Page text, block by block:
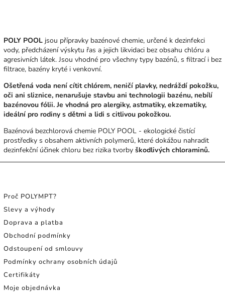
POLY POOL jsou přípravky bazénové chemie, určené k dezinfekci
vody, předcházení výskytu řas a jejich likvidaci bez obsahu chlóru a
agresivních látek. Jsou vhodné pro všechny typy bazénů, s filtrací i bez
filtrace, bazény kryté i venkovní.
Ošetřená voda není cítit chlórem, neničí plavky, nedráždí pokožku,
oči ani sliznice, nenarušuje stavbu ani technologii bazénu, nebílí
bazénovou fólii. Je vhodná pro alergiky, astmatiky, ekzematiky,
ideální pro rodiny s dětmi a lidi s citlivou pokožkou.
Bazénová bezchlorová chemie POLY POOL - ekologické čistící
prostředky s obsahem aktivních polymerů, které dokážou nahradit
dezinfekční účinek chloru bez rizika tvorby škodlivých chloraminů.
Proč POLYMPT?
Slevy a výhody
Doprava a platba
Obchodní podmínky
Odstoupení od smlouvy
Podmínky ochrany osobních údajů
Certifikáty
Moje objednávka